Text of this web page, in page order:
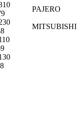
PAJERO
MITSUBISHI